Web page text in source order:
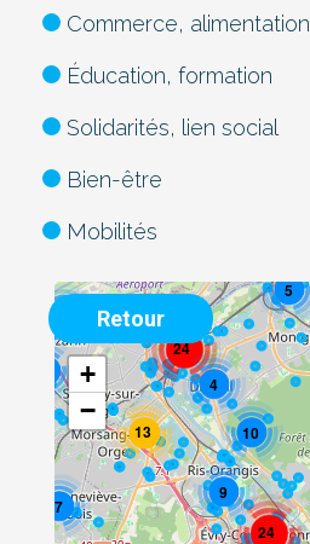
Commerce, alimentation
Éducation, formation
Solidarités, lien social
Bien-être
Mobilités
5
10
7
4
9
13
24
24
+
−
Retour